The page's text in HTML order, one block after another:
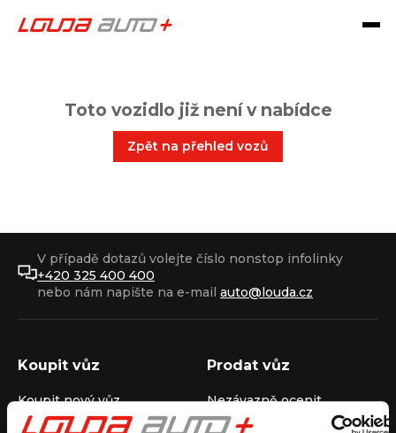
Toto vozidlo již není v nabídce
Zpět na přehled vozů
V případě dotazů volejte číslo nonstop infolinky
+420 325 400 400
nebo nám napište na e-mail auto@louda.cz
Koupit vůz
Koupit nový vůz
Koupit ojetý vůz
Prodat vůz
Nezávazně ocenit
Průběh výkupu vozu